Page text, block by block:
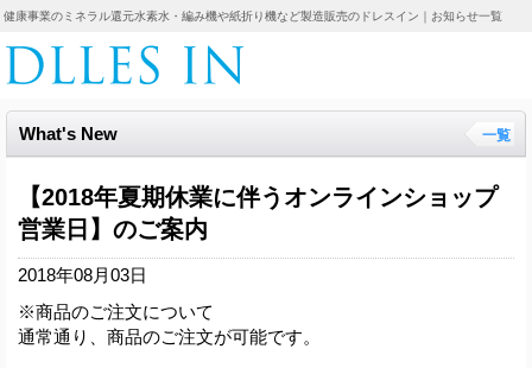
健康事業のミネラル還元水素水・編み機や紙折り機など製造販売のドレスイン｜お知らせ一覧
What's New 一覧
【2018年夏期休業に伴うオンラインショップ
営業日】のご案内
2018年08月03日
※商品のご注文について
通常通り、商品のご注文が可能です。